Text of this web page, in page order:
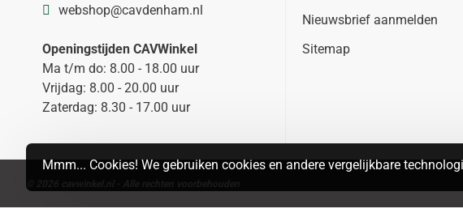
Mmm... Cookies! We gebruiken cookies en andere vergelijkbare
webshop@cavdenham.nl
Openingstijden CAVWinkel
Ma t/m do: 8.00 - 18.00 uur
Vrijdag: 8.00 - 20.00 uur
Zaterdag: 8.30 - 17.00 uur
Nieuwsbrief aanmelden
Sitemap